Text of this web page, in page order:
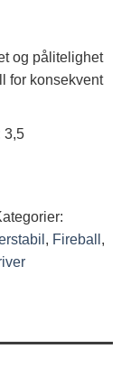
og pålitelighet
for konsekvent
3,5
, Fireball ,